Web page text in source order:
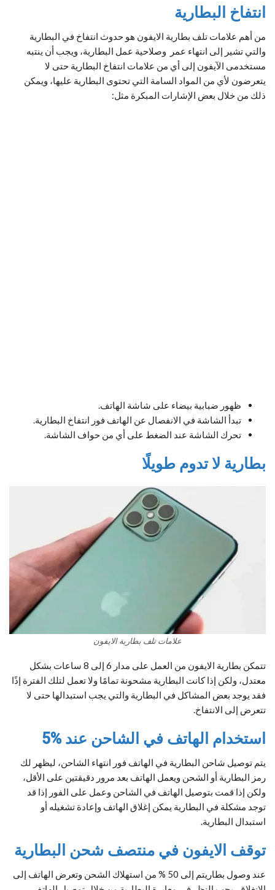
انتفاخ البطارية
من أهم علامات تلف بطارية الايفون هو حدوث انتفاخ في البطارية
والتي تشير إلى انتهاء عمر وصلاحية عمل البطارية، ويجب أن ينتبه
مستخدمى الآيفون إلى أي من علامات انتفاخ البطارية حتى لا
يتعرضون لأي من المواد السامة التي تحتوى البطارية عليها، ويمكن
ذلك من خلال بعض الإشارات المبكرة مثل:
ظهور ضبابية بيضاء على شاشة الهاتف.
تبدأ الشاشة في الانفصال عن الهاتف فور انتفاخ البطارية.
تحرك الشاشة عند الضغط على أي من حواف الشاشة.
بطارية لا تدوم طويلًا
علامات تلف بطارية الايفون
تتمكن بطارية الايفون من العمل على مدار 6 إلى 8 ساعات بشكل
معتدل، ولكن إذا كانت البطارية مشحونة تمامًا ولا تعمل لتلك الفترة إذًا
فقد يوجد بعض المشاكل في البطارية والتي يجب استبدالها حتى لا
تتعرض إلى الانتفاخ.
استخدام الهاتف في الشاحن عند %5
يتم توصيل شاحن البطارية في الهاتف فور انتهاء الشاحن، ليظهر لك
رمز البطارية أو الشحن ويعمل الهاتف بعد مرور دقيقتين على الأقل،
ولكن إذا قمت بتوصيل الهاتف في الشاحن وعمل على الفور إذا قد
توجد مشكلة في البطارية يمكن إغلاق الهاتف وإعادة تشغيله أو
استبدال البطارية.
توقف الايفون في منتصف شحن البطارية
عند وصول بطاريتم إلى 50 % من استهلاك الشحن وتعرض الهاتف إلى